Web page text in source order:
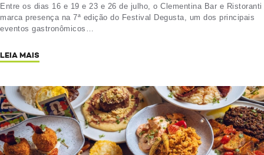
Entre os dias 16 e 19 e 23 e 26 de julho, o Clementina Bar e Ristoranti
marca presença na 7ª edição do Festival Degusta, um dos principais
eventos gastronômicos…
LEIA MAIS